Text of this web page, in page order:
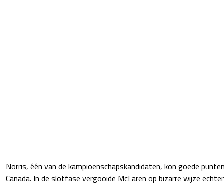
Norris, één van de kampioenschapskandidaten, kon goede
Canada. In de slotfase vergooide McLaren op bizarre wijze